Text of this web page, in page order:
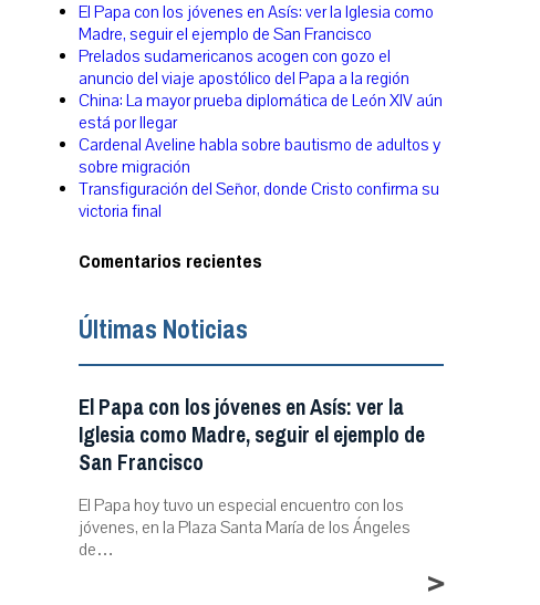
El Papa con los jóvenes en Asís: ver la Iglesia como
Madre, seguir el ejemplo de San Francisco
Prelados sudamericanos acogen con gozo el
anuncio del viaje apostólico del Papa a la región
China: La mayor prueba diplomática de León XIV aún
está por llegar
Cardenal Aveline habla sobre bautismo de adultos y
sobre migración
Transfiguración del Señor, donde Cristo confirma su
victoria final
Comentarios recientes
Últimas Noticias
El Papa con los jóvenes en Asís: ver la
Iglesia como Madre, seguir el ejemplo de
San Francisco
El Papa hoy tuvo un especial encuentro con los
jóvenes, en la Plaza Santa María de los Ángeles
de…
>